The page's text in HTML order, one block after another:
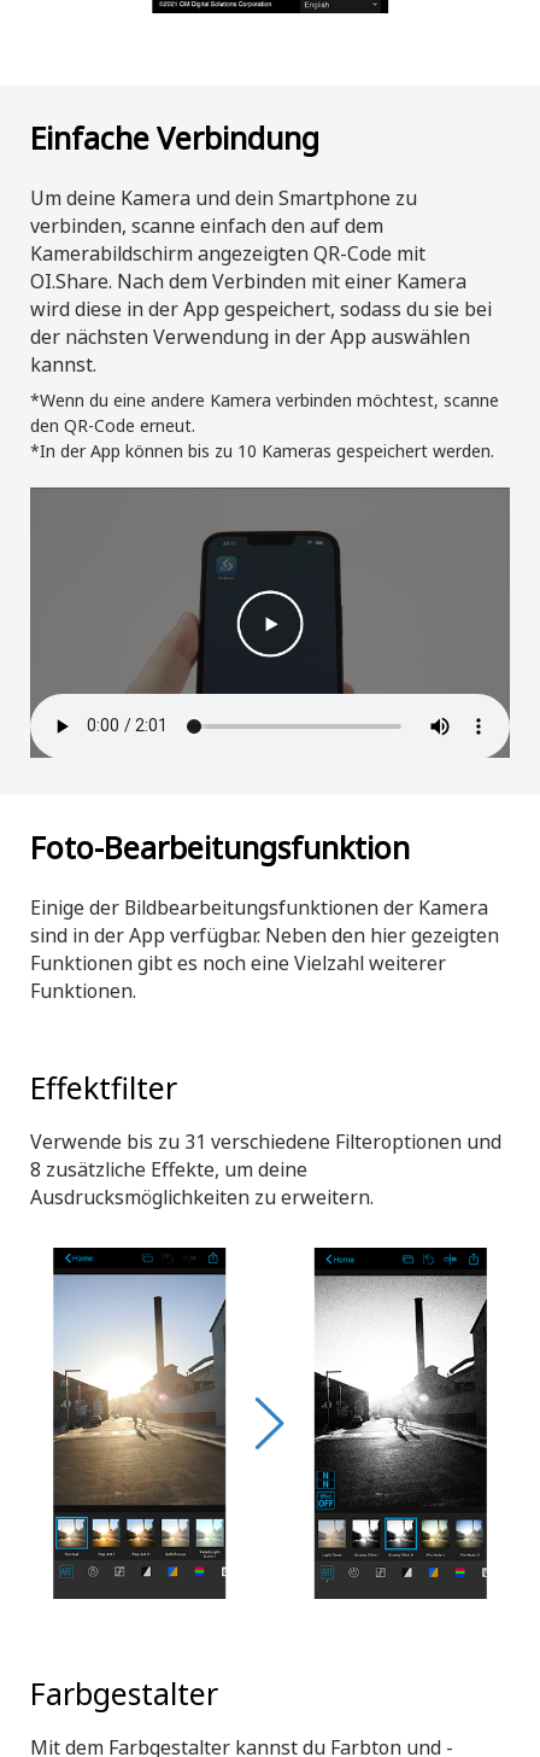
Einfache Verbindung
Um deine Kamera und dein Smartphone zu
verbinden, scanne einfach den auf dem
Kamerabildschirm angezeigten QR-Code mit
OI.Share. Nach dem Verbinden mit einer Kamera
wird diese in der App gespeichert, sodass du sie bei
der nächsten Verwendung in der App auswählen
kannst.
*Wenn du eine andere Kamera verbinden möchtest, scanne
den QR-Code erneut.
*In der App können bis zu 10 Kameras gespeichert werden.
Foto-Bearbeitungsfunktion
Einige der Bildbearbeitungsfunktionen der Kamera
sind in der App verfügbar. Neben den hier gezeigten
Funktionen gibt es noch eine Vielzahl weiterer
Funktionen.
Effektfilter
Verwende bis zu 31 verschiedene Filteroptionen und
8 zusätzliche Effekte, um deine
Ausdrucksmöglichkeiten zu erweitern.
Farbgestalter
Mit dem Farbgestalter kannst du Farbton und -